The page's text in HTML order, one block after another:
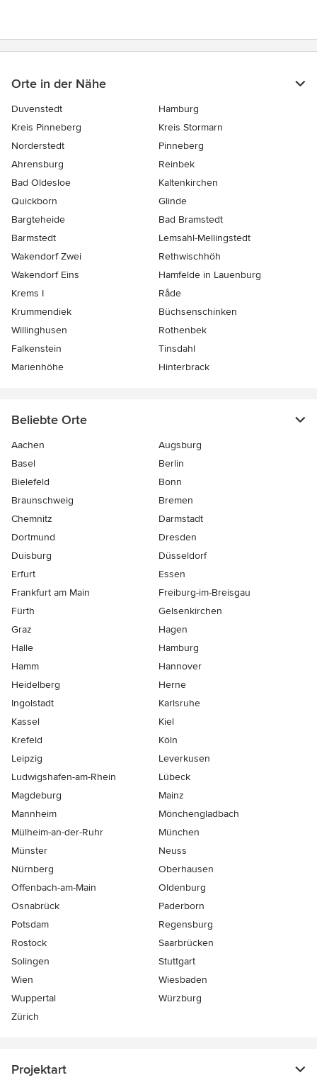
Orte in der Nähe
Duvenstedt
Hamburg
Kreis Pinneberg
Kreis Stormarn
Norderstedt
Pinneberg
Ahrensburg
Reinbek
Bad Oldesloe
Kaltenkirchen
Quickborn
Glinde
Bargteheide
Bad Bramstedt
Barmstedt
Lemsahl-Mellingstedt
Wakendorf Zwei
Rethwischhöh
Wakendorf Eins
Hamfelde in Lauenburg
Krems I
Råde
Krummendiek
Büchsenschinken
Willinghusen
Rothenbek
Falkenstein
Tinsdahl
Marienhöhe
Hinterbrack
Beliebte Orte
Aachen
Augsburg
Basel
Berlin
Bielefeld
Bonn
Braunschweig
Bremen
Chemnitz
Darmstadt
Dortmund
Dresden
Duisburg
Düsseldorf
Erfurt
Essen
Frankfurt am Main
Freiburg-im-Breisgau
Fürth
Gelsenkirchen
Graz
Hagen
Halle
Hamburg
Hamm
Hannover
Heidelberg
Herne
Ingolstadt
Karlsruhe
Kassel
Kiel
Krefeld
Köln
Leipzig
Leverkusen
Ludwigshafen-am-Rhein
Lübeck
Magdeburg
Mainz
Mannheim
Mönchen­gladbach
Mülheim-an-der-Ruhr
München
Münster
Neuss
Nürnberg
Oberhausen
Offenbach-am-Main
Oldenburg
Osnabrück
Paderborn
Potsdam
Regensburg
Rostock
Saarbrücken
Solingen
Stuttgart
Wien
Wiesbaden
Wuppertal
Würzburg
Zürich
Projektart